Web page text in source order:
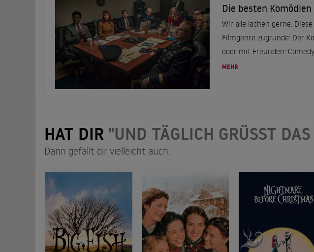
Die besten
Wir alle lachen gerne.
Filmgenre zugrunde: Der
oder mit Freunden:
MEHR
HAT DIR "UND TÄGLICH GRÜSST DAS
Dann gefällt dir vielleicht auch: